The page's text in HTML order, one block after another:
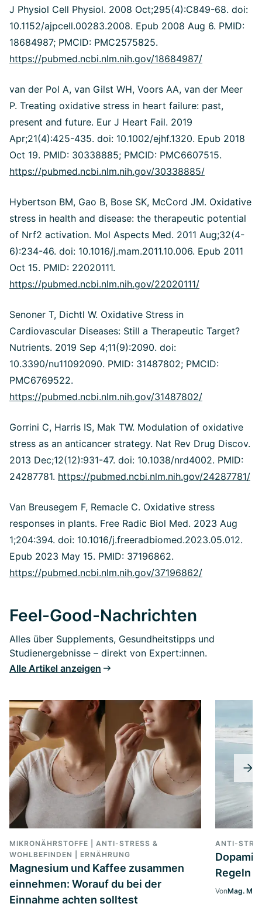
J Physiol Cell Physiol. 2008 Oct;295(4):C849-68. doi:
10.1152/ajpcell.00283.2008. Epub 2008 Aug 6. PMID:
18684987; PMCID: PMC2575825.
https://pubmed.ncbi.nlm.nih.gov/18684987/
van der Pol A, van Gilst WH, Voors AA, van der Meer
P. Treating oxidative stress in heart failure: past,
present and future. Eur J Heart Fail. 2019
Apr;21(4):425-435. doi: 10.1002/ejhf.1320. Epub 2018
Oct 19. PMID: 30338885; PMCID: PMC6607515.
https://pubmed.ncbi.nlm.nih.gov/30338885/
Hybertson BM, Gao B, Bose SK, McCord JM. Oxidative
stress in health and disease: the therapeutic potential
of Nrf2 activation. Mol Aspects Med. 2011 Aug;32(4-
6):234-46. doi: 10.1016/j.mam.2011.10.006. Epub 2011
Oct 15. PMID: 22020111.
https://pubmed.ncbi.nlm.nih.gov/22020111/
Senoner T, Dichtl W. Oxidative Stress in
Cardiovascular Diseases: Still a Therapeutic Target?
Nutrients. 2019 Sep 4;11(9):2090. doi:
10.3390/nu11092090. PMID: 31487802; PMCID:
PMC6769522.
https://pubmed.ncbi.nlm.nih.gov/31487802/
Gorrini C, Harris IS, Mak TW. Modulation of oxidative
stress as an anticancer strategy. Nat Rev Drug Discov.
2013 Dec;12(12):931-47. doi: 10.1038/nrd4002. PMID:
24287781. https://pubmed.ncbi.nlm.nih.gov/24287781/
Van Breusegem F, Remacle C. Oxidative stress
responses in plants. Free Radic Biol Med. 2023 Aug
1;204:394. doi: 10.1016/j.freeradbiomed.2023.05.012.
Epub 2023 May 15. PMID: 37196862.
https://pubmed.ncbi.nlm.nih.gov/37196862/
Feel-Good-Nachrichten
Alles über Supplements, Gesundheitstipps und
Studienergebnisse – direkt von Expert:innen.
Alle Artikel anzeigen
MIKRONÄHRSTOFFE | ANTI-STRESS &
WOHLBEFINDEN | ERNÄHRUNG
Magnesium und Kaffee zusammen
einnehmen: Worauf du bei der
Einnahme achten solltest
ANTI-
Regeln
VonMag.